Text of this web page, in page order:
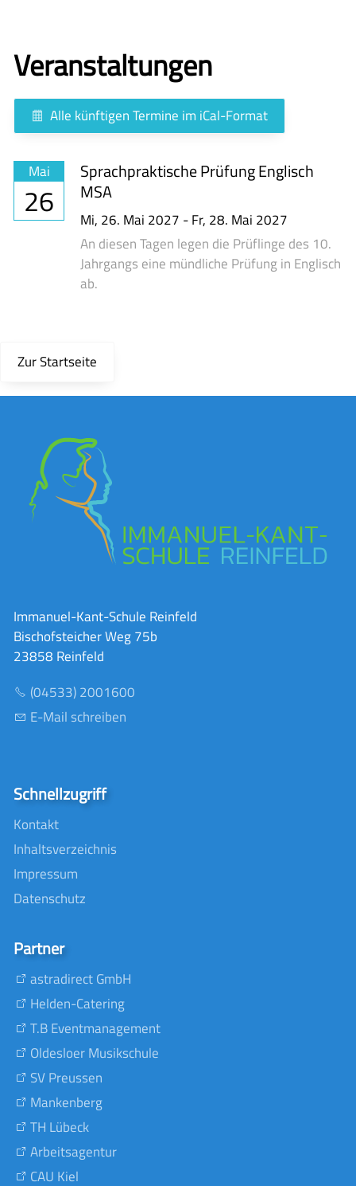
Veranstaltungen
Alle künftigen Termine im iCal-Format
Mai
26
Sprachpraktische Prüfung Englisch
MSA
Mi, 26. Mai 2027 -Fr, 28. Mai 2027
An diesen Tagen legen die Prüflinge des 10.
Jahrgangs eine mündliche Prüfung in Englisch
ab.
Zur Startseite
Immanuel-Kant-Schule Reinfeld
Bischofsteicher Weg 75b
23858 Reinfeld
(04533) 2001600
E-Mail schreiben
Schnellzugriff
Kontakt
Inhaltsverzeichnis
Impressum
Datenschutz
Partner
astradirect GmbH
Helden-Catering
T.B Eventmanagement
Oldesloer Musikschule
SV Preussen
Mankenberg
TH Lübeck
Arbeitsagentur
CAU Kiel